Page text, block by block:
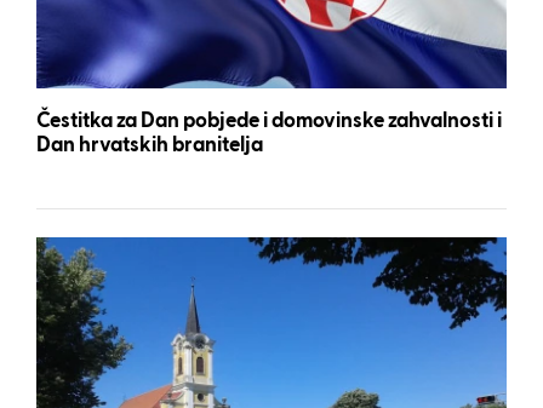
Čestitka za Dan pobjede i domovinske zahvalnosti i
Dan hrvatskih branitelja